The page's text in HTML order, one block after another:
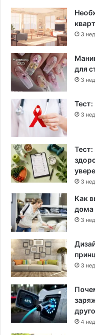
3
для
3
3
Тест:
3
Как
дома
3
3
4